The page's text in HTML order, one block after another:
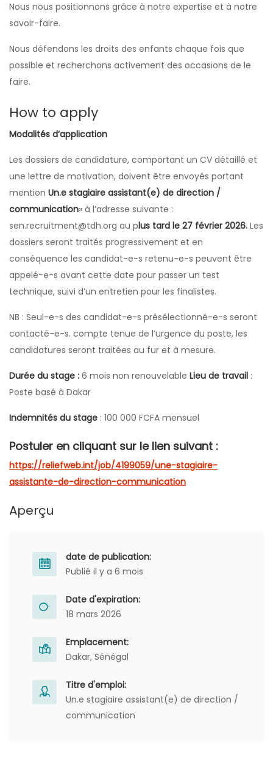
Nous nous positionnons grâce à notre expertise et à notre
savoir-faire.
Nous défendons les droits des enfants chaque fois que
possible et recherchons activement des occasions de le
faire.
How to apply
Modalités d’application
Les dossiers de candidature, comportant un CV détaillé et
une lettre de motivation, doivent être envoyés portant
mention Un.e stagiaire assistant(e) de direction /
communication» à l’adresse suivante :
sen.recruitment@tdh.org au plus tard le 27 février 2026. Les
dossiers seront traités progressivement et en
conséquence les candidat-e-s retenu-e-s peuvent être
appelé-e-s avant cette date pour passer un test
technique, suivi d’un entretien pour les finalistes.
NB : Seul-e-s des candidat-e-s présélectionné-e-s seront
contacté-e-s. compte tenue de l’urgence du poste, les
candidatures seront traitées au fur et à mesure.
Durée du stage : 6 mois non renouvelable Lieu de travail :
Poste basé à Dakar
Indemnités du stage : 100 000 FCFA mensuel
Postuler en cliquant sur le lien suivant :
https://reliefweb.int/job/4199059/une-stagiaire-
assistante-de-direction-communication
Aperçu
date de publication:
Publié il y a 6 mois
Date d'expiration:
18 mars 2026
Emplacement:
Dakar, Sénégal
Titre d'emploi:
Un.e stagiaire assistant(e) de direction /
communication